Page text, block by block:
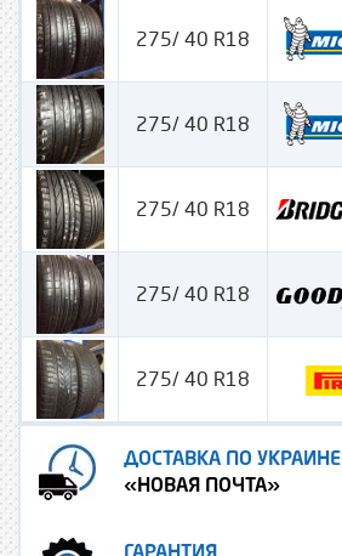
275/ 40 R18
275/ 40 R18
275/ 40 R18
275/ 40 R18
275/ 40 R18
ДОСТАВКА ПО УКРАИНЕ
«НОВАЯ ПОЧТА»